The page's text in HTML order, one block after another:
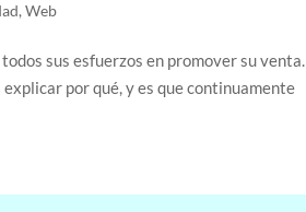
,Web
sus esfuerzos en promover su venta.
por qué, y es que continuamente